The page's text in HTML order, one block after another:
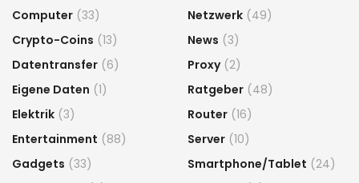
Computer (33)
Crypto-Coins (13)
Datentransfer (6)
Eigene Daten (1)
Elektrik (3)
Entertainment (88)
Gadgets (33)
Netzwerk (49)
News (3)
Proxy(2)
Ratgeber (48)
Router (16)
Server (10)
Smartphone/Tablet (24)